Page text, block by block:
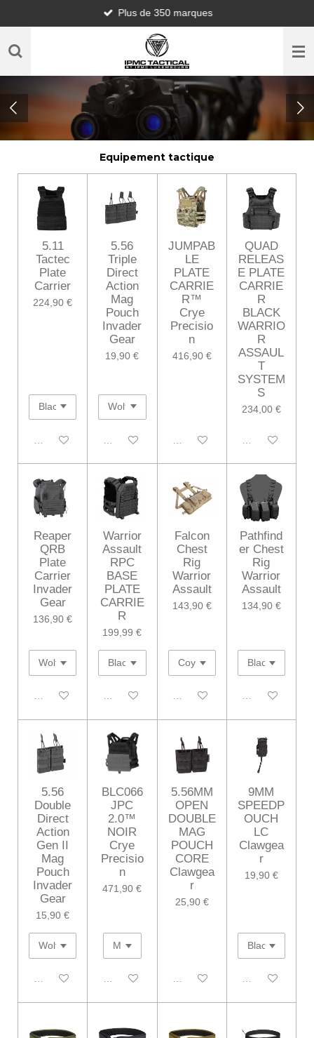
au
contenu
Plus de 350 marques
Equipement tactique
5.11
Tactec
Plate
Carrier
224,90 €
Désactivé
5.56
Triple
Direct
Action
Mag
Pouch
Invader
Gear
19,90 €
Désactivé
JUMPAB
LE
PLATE
CARRIE
R™
Crye
Precisio
n
416,90 €
Désactivé
QUAD
RELEAS
E PLATE
CARRIE
R
BLACK
WARRIO
R
ASSAUL
T
SYSTEM
S
234,00 €
Désactivé
Reaper
QRB
Plate
Carrier
Invader
Gear
136,90 €
Désactivé
Warrior
Assault
RPC
BASE
PLATE
CARRIE
R
199,99 €
Désactivé
Falcon
Chest
Rig
Warrior
Assault
143,90 €
Désactivé
Pathfind
er Chest
Rig
Warrior
Assault
134,90 €
Désactivé
5.56
Double
Direct
Action
Gen II
Mag
Pouch
Invader
Gear
15,90 €
Désactivé
BLC066
JPC
2.0™
NOIR
Crye
Precisio
n
471,90 €
Désactivé
5.56MM
OPEN
DOUBLE
MAG
POUCH
CORE
Clawgea
r
25,90 €
Désactivé
9MM
SPEEDP
OUCH
LC
Clawgea
r
19,90 €
Désactivé